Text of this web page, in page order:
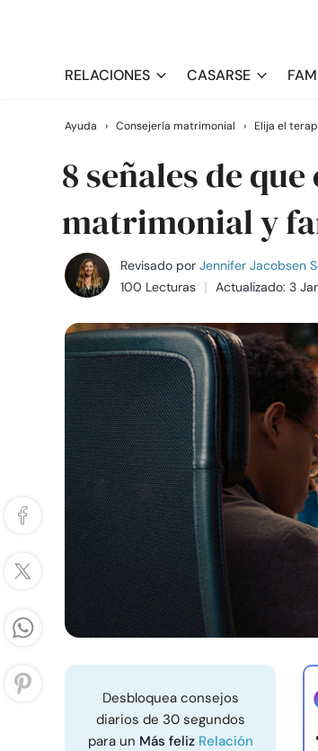
RELACIONES CASARSE
Ayuda › Consejería matrimonial › Elija el
8 señales de
matrimonial y
Revisado por Jennifer Jacobsen
100 Lecturas
Actualizado: 3
Desbloquea consejos
diarios de 30 segundos
para un Más feliz Relación